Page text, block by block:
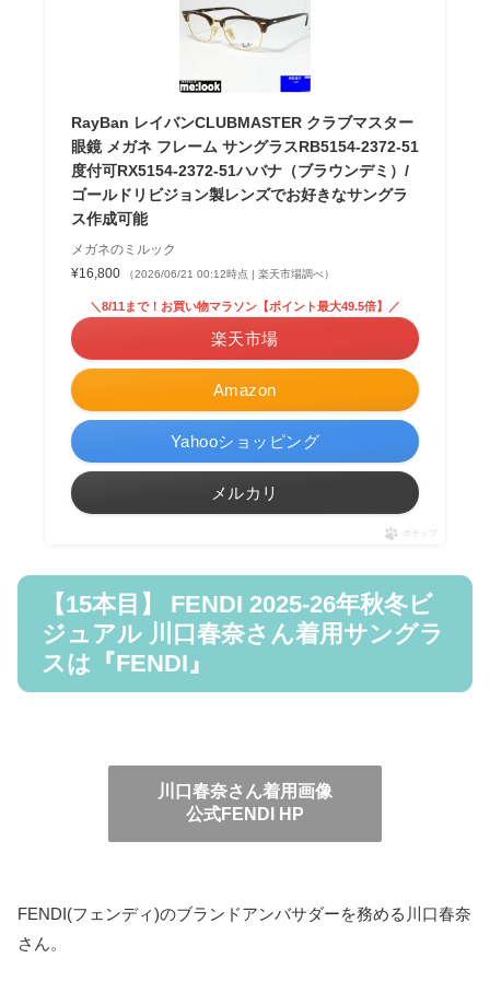
RayBan レイバンCLUBMASTER クラブマスター
眼鏡 メガネ フレーム サングラスRB5154-2372-51
度付可RX5154-2372-51ハバナ（ブラウンデミ）/
ゴールドリビジョン製レンズでお好きなサングラ
ス作成可能
メガネのミルック
¥16,800
（2026/06/21 00:12時点 | 楽天市場調べ）
Amazon
＼8/11まで！お買い物マラソン【ポイント最大49.5倍】／
楽天市場
Yahooショッピング
メルカリ
ポチップ
【15本目】 FENDI 2025-26年秋冬ビ
ジュアル 川口春奈さん着用サングラ
スは『FENDI』
川口春奈さん着用画像
公式FENDI HP
FENDI(フェンディ)のブランドアンバサダーを務める川口春奈
さん。